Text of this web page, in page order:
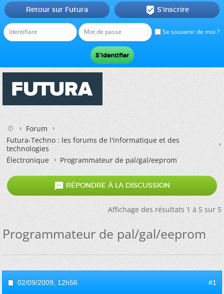
Se souvenir de moi ?
Retour sur Futura  S'inscrire
Forum
Futura-Techno : les forums de l'informatique et des
technologies
Électronique
Programmateur de pal/gal/eeprom
 RÉPONDRE À LA DISCUSSION
Affichage des résultats 1 à 5 sur 5
Programmateur de pal/gal/eeprom
02/09/2009, 12h56 #1